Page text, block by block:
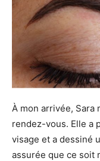
À mon arrivée, Sara
rendez-vous. Elle a
visage et a dessiné
assurée que ce soit